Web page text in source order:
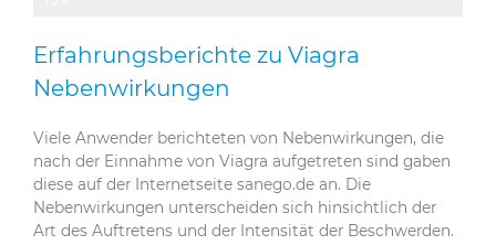
Erfahrungsberichte zu Viagra
Nebenwirkungen
Viele Anwender berichteten von Nebenwirkungen, die
nach der Einnahme von Viagra aufgetreten sind gaben
diese auf der Internetseite sanego.de an. Die
Nebenwirkungen unterscheiden sich hinsichtlich der
Art des Auftretens und der Intensität der Beschwerden.